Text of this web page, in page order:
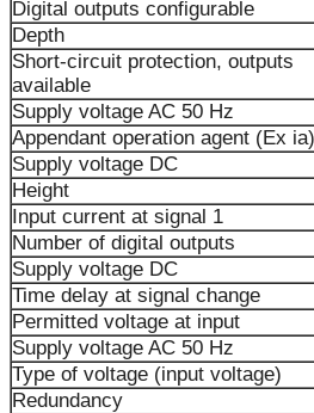
Digital outputs configurable
Depth
Short-circuit protection, outputs
available
Supply voltage AC 50 Hz
Appendant operation agent (Ex ia)
Supply voltage DC
Height
Input current at signal 1
Number of digital outputs
Supply voltage DC
Time delay at signal change
Permitted voltage at input
Supply voltage AC 50 Hz
Type of voltage (input voltage)
Redundancy